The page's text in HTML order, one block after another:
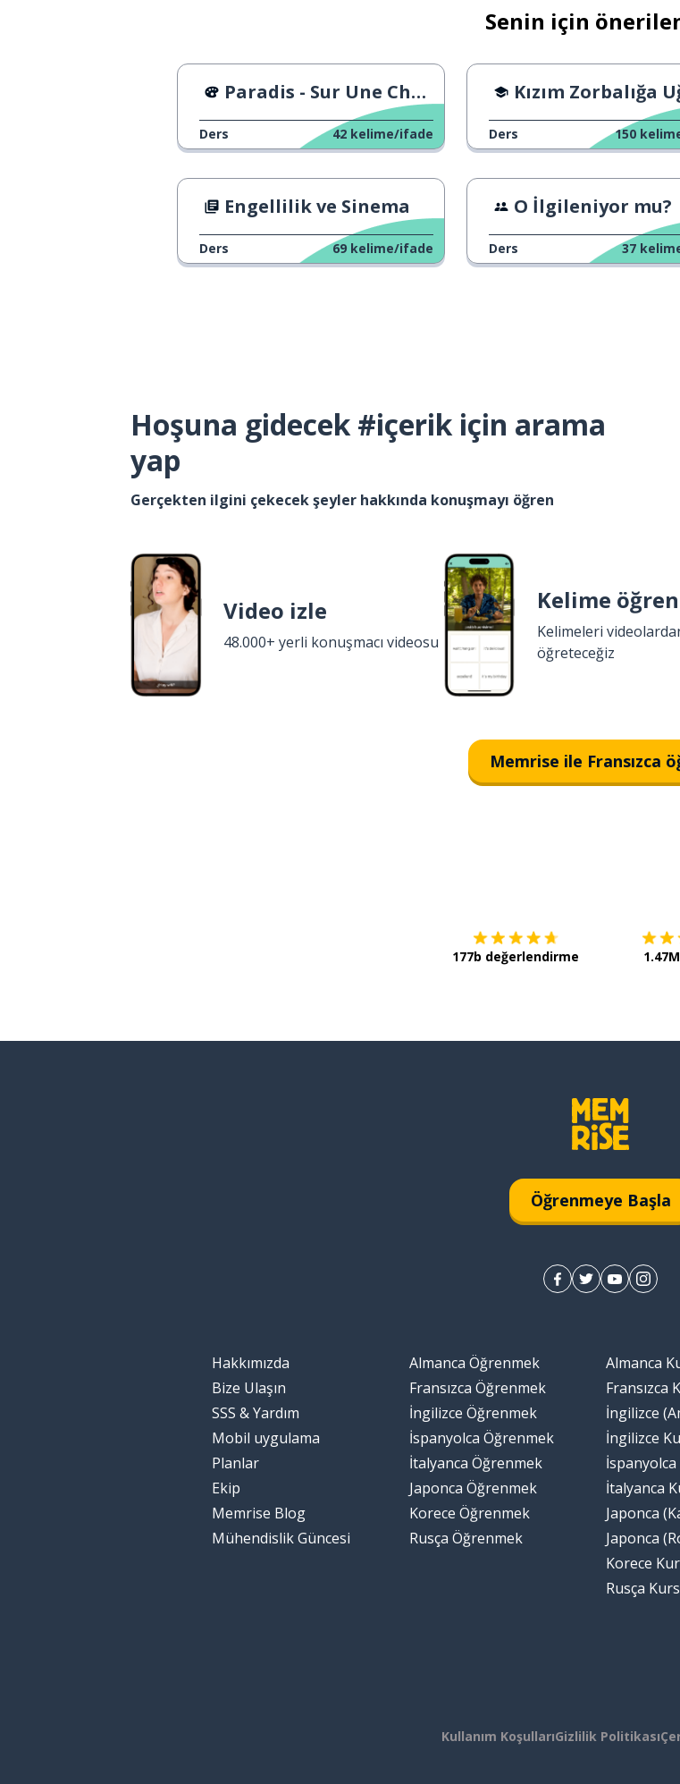
Senin için
Paradis - Sur Une Chanson En Français
Ders 42 kelime/ifade
Kızım Zorbalığa
Ders 150
Engellilik ve Sinema
Ders 69 kelime/ifade
O İlgileniyor mu?
Ders 37
Hoşuna gidecek #içerik için arama
yap
Gerçekten ilgini çekecek şeyler hakkında konuşmayı öğren
Video izle
48.000+ yerli konuşmacı videosu
Kelime öğren
Kelimeleri
öğreteceğiz
Memrise ile Fransızca
177b değerlendirme
Öğrenmeye Başla
Hakkımızda
Bize Ulaşın
SSS & Yardım
Mobil uygulama
Planlar
Ekip
Memrise Blog
Mühendislik Güncesi
Almanca Öğrenmek
Fransızca Öğrenmek
İngilizce Öğrenmek
İspanyolca Öğrenmek
İtalyanca Öğrenmek
Japonca Öğrenmek
Korece Öğrenmek
Rusça Öğrenmek
Almanca
Fransızca
İngilizce
İngilizce
İtalyanca
Japonca
Japonca
Korece
Rusça
Kullanım KoşullarıGizlilik Politikası